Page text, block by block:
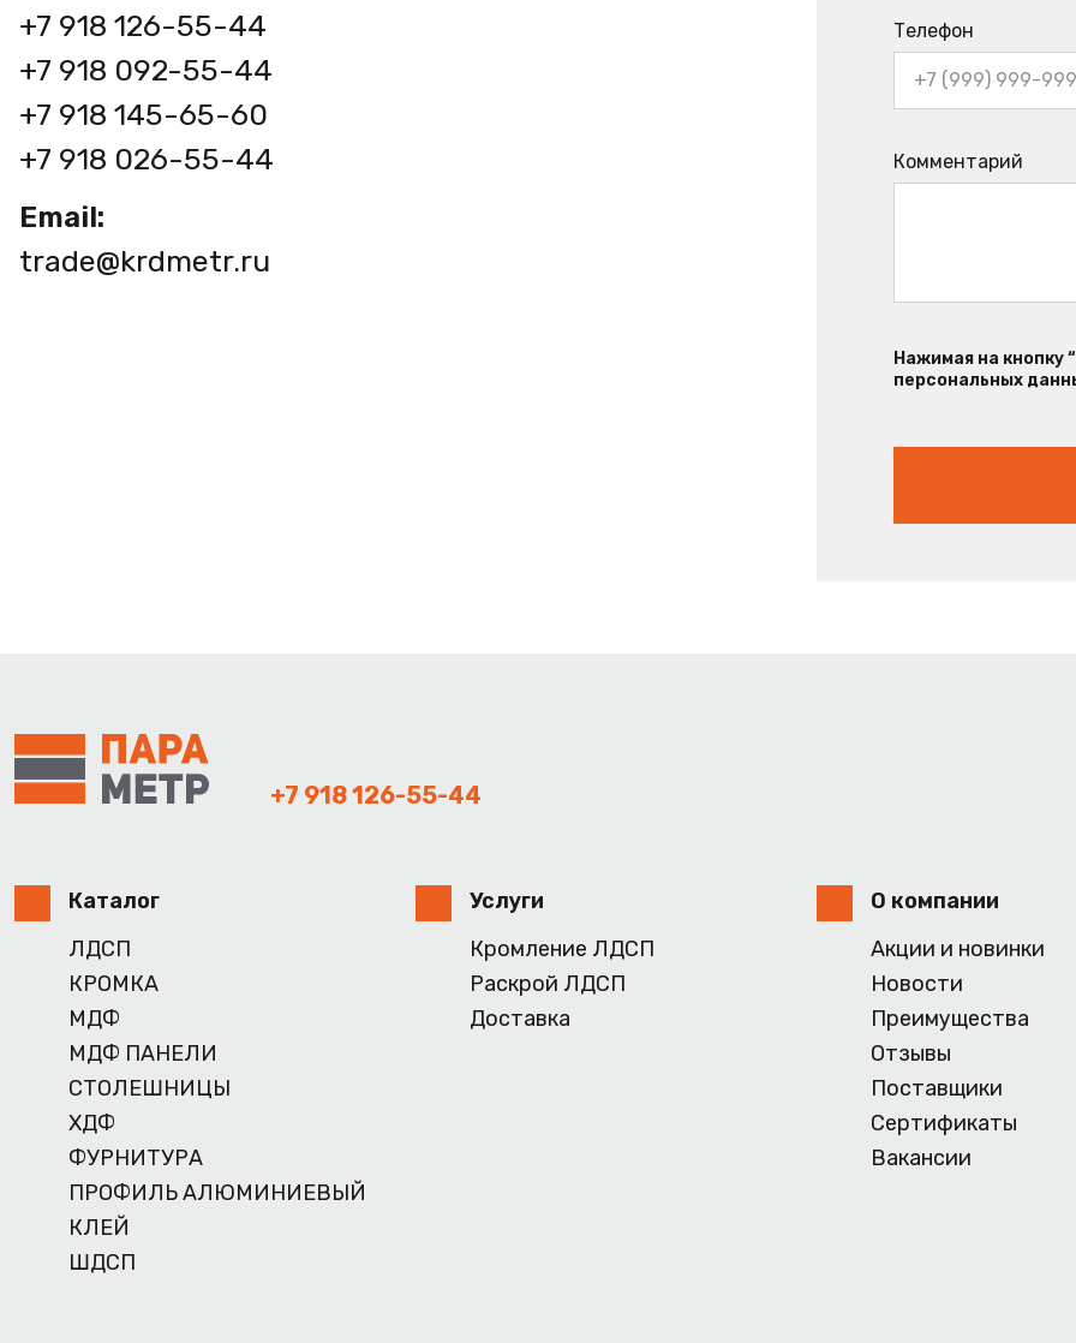
+7 918 126-55-44
+7 918 092-55-44
+7 918 145-65-60
+7 918 026-55-44
Email:
trade@krdmetr.ru
Телефон
Комментарий
Нажимая на кнопку
персональных
+7 918 126-55-44
Каталог
ЛДСП
КРОМКА
МДФ
МДФ ПАНЕЛИ
СТОЛЕШНИЦЫ
ХДФ
ФУРНИТУРА
ПРОФИЛЬ АЛЮМИНИЕВЫЙ
КЛЕЙ
ШДСП
Услуги
Кромление ЛДСП
Раскрой ЛДСП
Доставка
О компании
Акции и новинки
Новости
Преимущества
Отзывы
Поставщики
Сертификаты
Вакансии